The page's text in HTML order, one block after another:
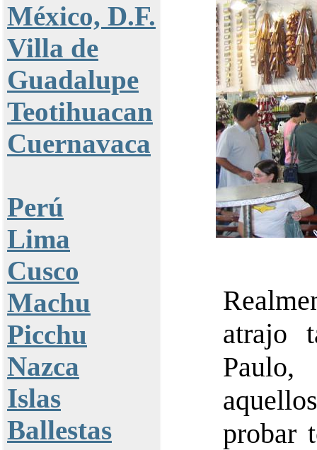
México, D.F.
Villa de
Guadalupe
Teotihuacan
Cuernavaca
Perú
Lima
Cusco
Machu
Picchu
Nazca
Islas
Ballestas
atrajo
probar